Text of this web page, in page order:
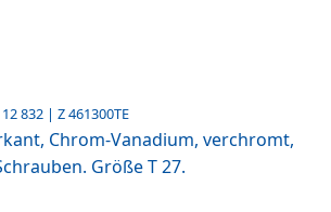
832 | Z 461300TE
Chrom-Vanadium, verchromt,
Größe T 27.